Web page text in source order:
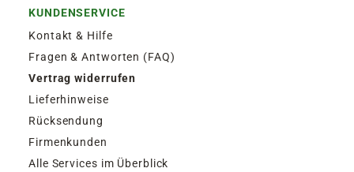
KUNDENSERVICE
Kontakt & Hilfe
Fragen & Antworten (FAQ)
Vertrag widerrufen
Lieferhinweise
Rücksendung
Firmenkunden
Alle Services im Überblick